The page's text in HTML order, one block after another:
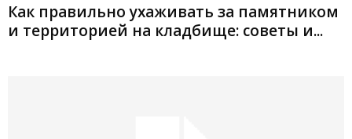
Как правильно ухаживать за памятником
и территорией на кладбище: советы и...